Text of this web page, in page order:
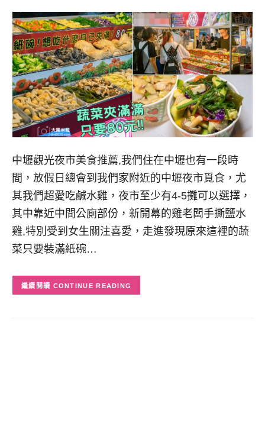
中壢觀光夜市美食推薦,我們住在中壢也有一段時
間，放假日總會到我們家附近的中壢夜市覓食，尤
其我們超愛吃鹹水雞，夜市至少有4-5攤可以選擇，
其中靠近中間公廁部份，新開幕的雞老闆手撕鹽水
雞,特別受到女生關注喜愛，走進發現原來這裡的蔬
菜只要裝滿紙碗…
CONTINUE READING